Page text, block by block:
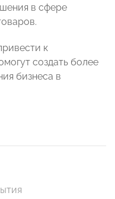
в сфере
к
создать более
бизнеса в